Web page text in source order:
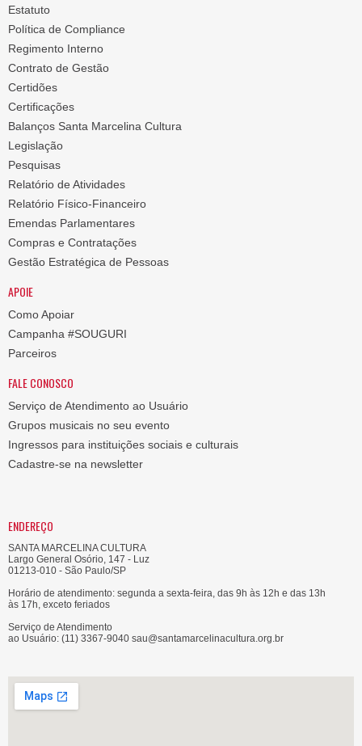
Estatuto
Política de Compliance
Regimento Interno
Contrato de Gestão
Certidões
Certificações
Balanços Santa Marcelina Cultura
Legislação
Pesquisas
Relatório de Atividades
Relatório Físico-Financeiro
Emendas Parlamentares
Compras e Contratações
Gestão Estratégica de Pessoas
APOIE
Como Apoiar
Campanha #SOUGURI
Parceiros
FALE CONOSCO
Serviço de Atendimento ao Usuário
Grupos musicais no seu evento
Ingressos para instituições sociais e culturais
Cadastre-se na newsletter
ENDEREÇO
SANTA MARCELINA CULTURA
Largo General Osório, 147 - Luz
01213-010 - São Paulo/SP
Horário de atendimento: segunda a sexta-feira, das 9h às 12h e das 13h
às 17h, exceto feriados
Serviço de Atendimento
ao Usuário: (11) 3367-9040 sau@santamarcelinacultura.org.br